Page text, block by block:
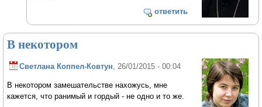
ответить
В некотором
Светлана Коппел-Ковтун , 26/01/2015 - 00:04
В некотором замешательстве нахожусь, мне
кажется, что ранимый и гордый - не одно и то же.